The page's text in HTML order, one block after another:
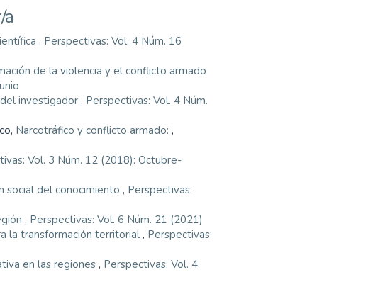
, Perspectivas: Vol. 4 Núm. 16
de la violencia y el conflicto armado
investigador , Perspectivas: Vol. 4 Núm.
Narcotráfico y conflicto armado: ,
Vol. 3 Núm. 12 (2018): Octubre-
social del conocimiento , Perspectivas:
, Perspectivas: Vol. 6 Núm. 21 (2021)
la transformación territorial , Perspectivas:
en las regiones , Perspectivas: Vol. 4